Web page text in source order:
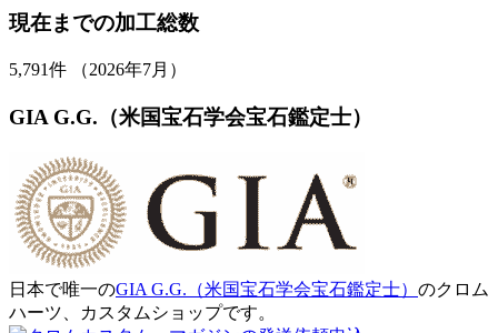
現在までの加工総数
5,791件 （2026年7月）
GIA G.G.（米国宝石学会宝石鑑定士）
日本で唯一のGIA G.G.（米国宝石学会宝石鑑定士） のクロム
ハーツ、カスタムショップです。